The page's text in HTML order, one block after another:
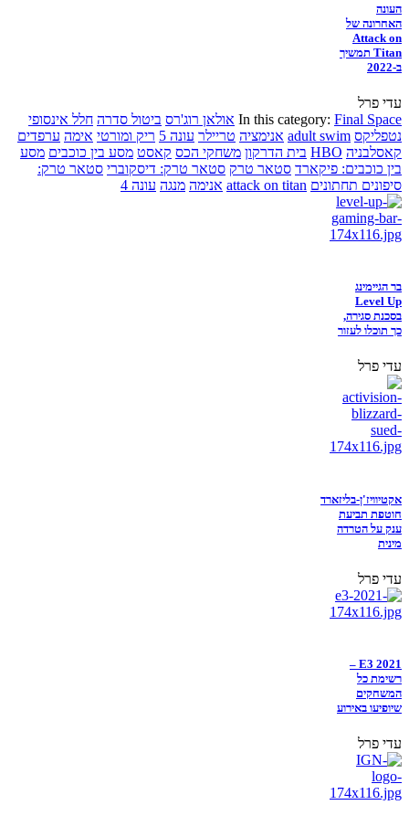
העונה
האחרונה של
Attack on
Titan תמשיך
ב-2022
עדי פרל
In this category: Final Space אולאן רוג'רס ביטול סדרה חלל אינסופי
נטפליקס adult swim אנימציה טריילר עונה 5 ריק ומורטי אימה ערפדים
קאסלבניה HBO בית הדרקון משחקי הכס קאסט מסע בין כוכבים מסע
בין כוכבים: פיקארד סטאר טרק סטאר טרק: דיסקוברי סטאר טרק:
סיפונים תחתונים attack on titan אנימה מנגה עונה 4
בר הגיימינג
Level Up
בסכנת סגירה,
כך תוכלו לעזור
עדי פרל
אקטיוויז'ן-בליזארד
חוטפת תביעת
ענק על הטרדה
מינית
עדי פרל
E3 2021 –
רשימת כל
המשחקים
שיופיעו באירוע
עדי פרל